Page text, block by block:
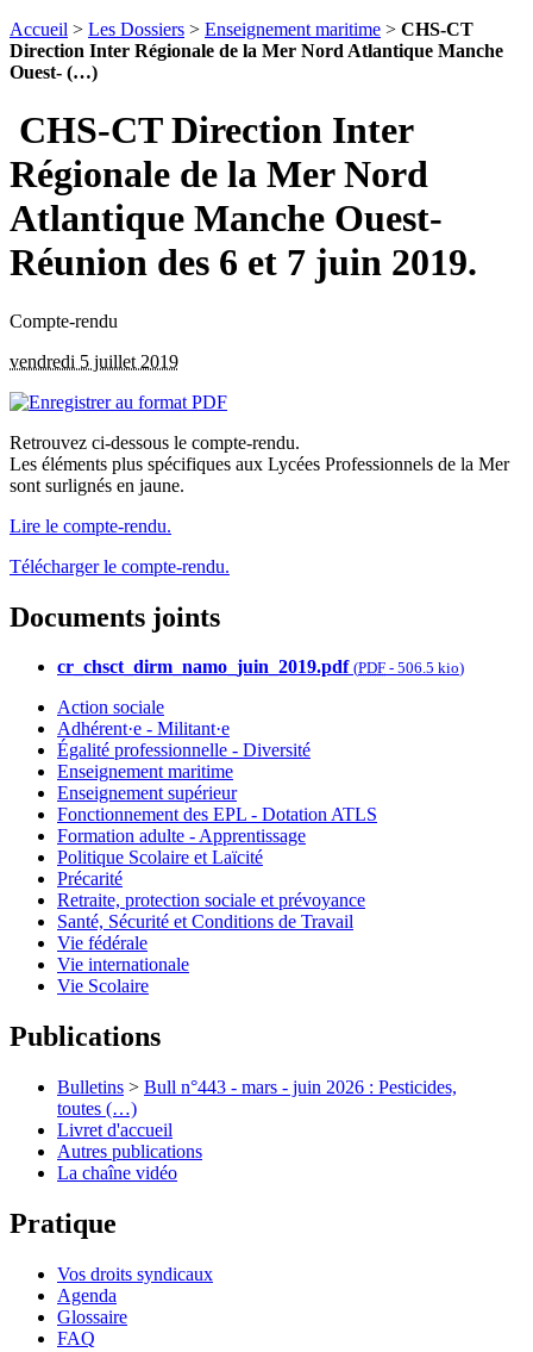
Accueil > Les Dossiers > Enseignement maritime > CHS-CT
Direction Inter Régionale de la Mer Nord Atlantique Manche
Ouest- (…)
CHS-CT Direction Inter
Régionale de la Mer Nord
Atlantique Manche Ouest-
Réunion des 6 et 7 juin 2019.
Compte-rendu
vendredi 5 juillet 2019
Retrouvez ci-dessous le compte-rendu.
Les éléments plus spécifiques aux Lycées Professionnels de la Mer
sont surlignés en jaune.
Lire le compte-rendu.
Télécharger le compte-rendu.
Documents joints
cr_chsct_dirm_namo_juin_2019.pdf (PDF - 506.5 kio)
Action sociale
Adhérent·e - Militant·e
Égalité professionnelle - Diversité
Enseignement maritime
Enseignement supérieur
Fonctionnement des EPL - Dotation ATLS
Formation adulte - Apprentissage
Politique Scolaire et Laïcité
Précarité
Retraite, protection sociale et prévoyance
Santé, Sécurité et Conditions de Travail
Vie fédérale
Vie internationale
Vie Scolaire
Publications
Bulletins > Bull n°443 - mars - juin 2026 : Pesticides,
toutes (…)
Livret d'accueil
Autres publications
La chaîne vidéo
Pratique
Vos droits syndicaux
Agenda
Glossaire
FAQ